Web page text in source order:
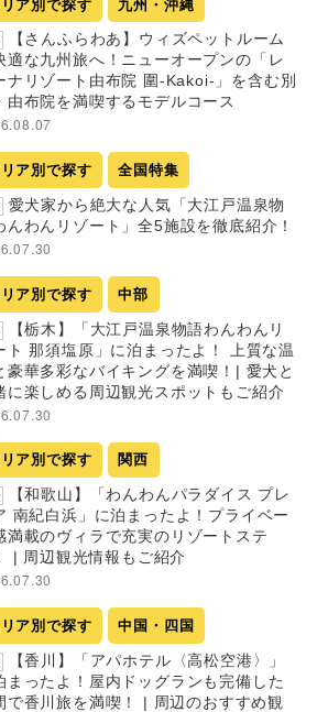
ア別で探す 九州・沖縄
【さんふらわあ】ウィズペットルーム
適な九州旅へ！ニューオープンの「レ
ナリゾート由布院 圍-Kakoi-」を含む別
由布院を満喫するモデルコース
ア別で探す 全国特集
愛犬家から絶大な人気「大江戸温泉物
んわんリゾート」全5施設を徹底紹介！
ア別で探す 中部
【栃木】「大江戸温泉物語わんわんリ
ト 那須塩原」に泊まったよ！ 上質な温
豪華多彩なバイキングを満喫！| 愛犬と
に楽しめる周辺観光スポットもご紹介
ア別で探す 関西
【和歌山】「わんわんパラダイス プレ
南紀白浜」に泊まったよ！プライベー
満載のヴィラで充実のリゾートステ
| 周辺観光情報もご紹介
ア別で探す 中国・四国
【香川】「アパホテル〈高松空港〉」
まったよ！屋内ドッグランも完備した
で香川旅を満喫！ | 周辺のおすすめ観